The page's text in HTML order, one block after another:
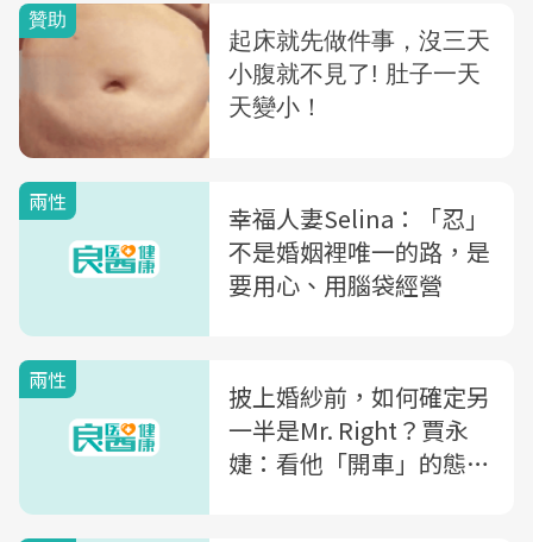
兩性
幸福人妻Selina：「忍」
不是婚姻裡唯一的路，是
要用心、用腦袋經營
兩性
披上婚紗前，如何確定另
一半是Mr. Right？賈永
婕：看他「開車」的態度